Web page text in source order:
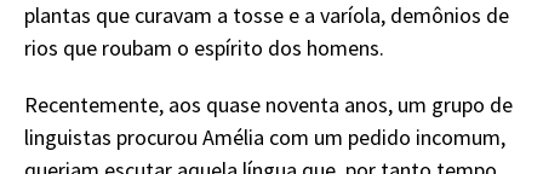
plantas que curavam a tosse e a varíola, demônios de
rios que roubam o espírito dos homens.
Recentemente, aos quase noventa anos, um grupo de
linguistas procurou Amélia com um pedido incomum,